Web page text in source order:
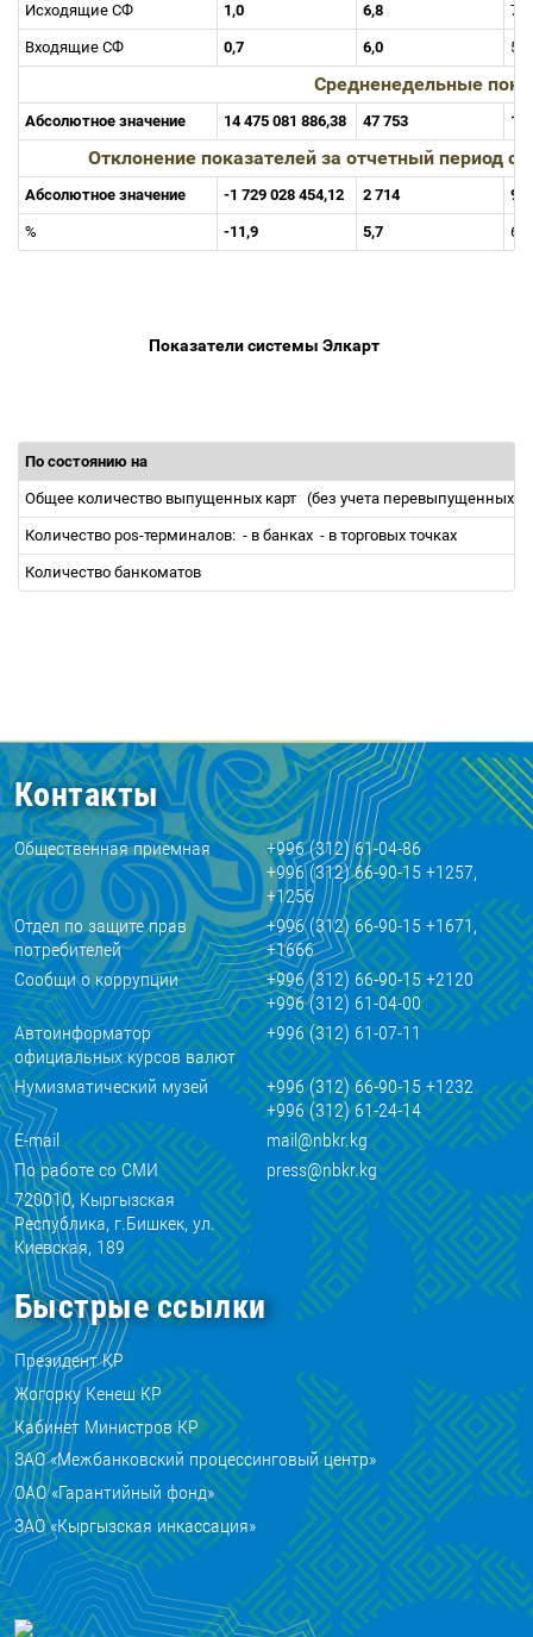
Исходящие СФ 1,0 6,8 7,6
Входящие СФ 0,7 6,0 5,7
Средненедельные
Абсолютное значение 14 475 081 886,38 47 753 1
Отклонение показателей за отчетный период
Абсолютное значение -1 729 028 454,12 2 714 98
% -11,9 5,7 6,4
Показатели системы Элкарт
По состоянию на
Общее количество выпущенных карт (без учета перевыпущенных)
Количество pos-терминалов: - в банках - в торговых точках
Количество банкоматов
Контакты
Общественная приемная
+996 (312) 61-04-86
+996 (312) 66-90-15 +1257,
+1256
Отдел по защите прав
потребителей
+996 (312) 66-90-15 +1671,
+1666
Сообщи о коррупции
+996 (312) 66-90-15 +2120
+996 (312) 61-04-00
Автоинформатор
официальных курсов валют
+996 (312) 61-07-11
Нумизматический музей
+996 (312) 66-90-15 +1232
+996 (312) 61-24-14
E-mail
mail@nbkr.kg
По работе со СМИ
press@nbkr.kg
720010, Кыргызская
Республика, г.Бишкек, ул.
Киевская, 189
Быстрые ссылки
Президент КР
Жогорку Кенеш КР
Кабинет Министров КР
ЗАО «Межбанковский процессинговый центр»
ОАО «Гарантийный фонд»
ЗАО «Кыргызская инкассация»